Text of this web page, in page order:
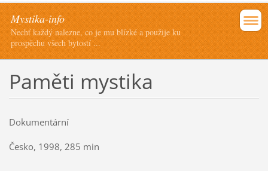
Mystika-info
Nechť každý nalezne, co je mu blízké a použije ku
prospěchu všech bytostí ...
Paměti mystika
Dokumentární
Česko, 1998, 285 min